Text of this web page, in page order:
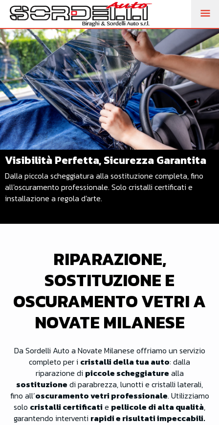
Visibilità Perfetta, Sicurezza Garantita
Dalla piccola scheggiatura alla sostituzione completa, fino
all'oscuramento professionale. Solo cristalli certificati e
installazione a regola d'arte.
RIPARAZIONE,
SOSTITUZIONE E
OSCURAMENTO VETRI A
NOVATE MILANESE
Da Sordelli Auto a Novate Milanese offriamo un servizio
completo per i cristalli della tua auto: dalla
riparazione di piccole scheggiature alla
sostituzione di parabrezza, lunotti e cristalli laterali,
fino all’oscuramento vetri professionale. Utilizziamo
solo cristalli certificati e pellicole di alta qualità,
garantendo interventi rapidi e risultati impeccabili.